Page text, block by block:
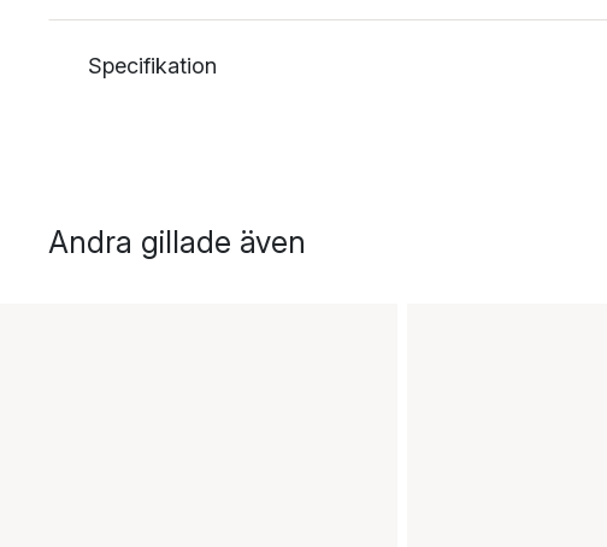
Specifikation
Andra gillade även